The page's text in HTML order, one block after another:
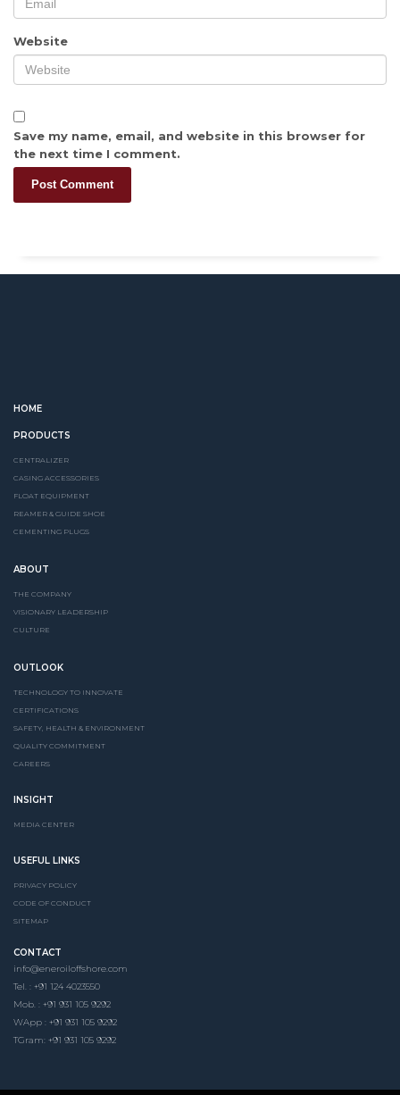
Website
Save my name, email, and website in this browser for
the next time I comment.
HOME
PRODUCTS
CENTRALIZER
CASING ACCESSORIES
FLOAT EQUIPMENT
REAMER & GUIDE SHOE
CEMENTING PLUGS
ABOUT
THE COMPANY
VISIONARY LEADERSHIP
CULTURE
OUTLOOK
TECHNOLOGY TO INNOVATE
CERTIFICATIONS
SAFETY, HEALTH & ENVIRONMENT
QUALITY COMMITMENT
CAREERS
INSIGHT
MEDIA CENTER
USEFUL LINKS
PRIVACY POLICY
CODE OF CONDUCT
SITEMAP
CONTACT
info@eneroiloffshore.com
Tel. : +91 124 4023550
Mob. : +91 931 105 9292
WApp : +91 931 105 9292
TGram: +91 931 105 9292